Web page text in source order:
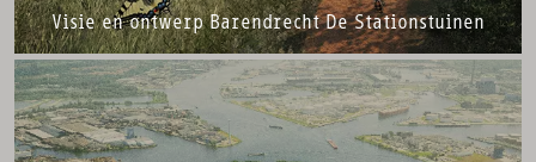
Visie en ontwerp Barendrecht De Stationstuinen